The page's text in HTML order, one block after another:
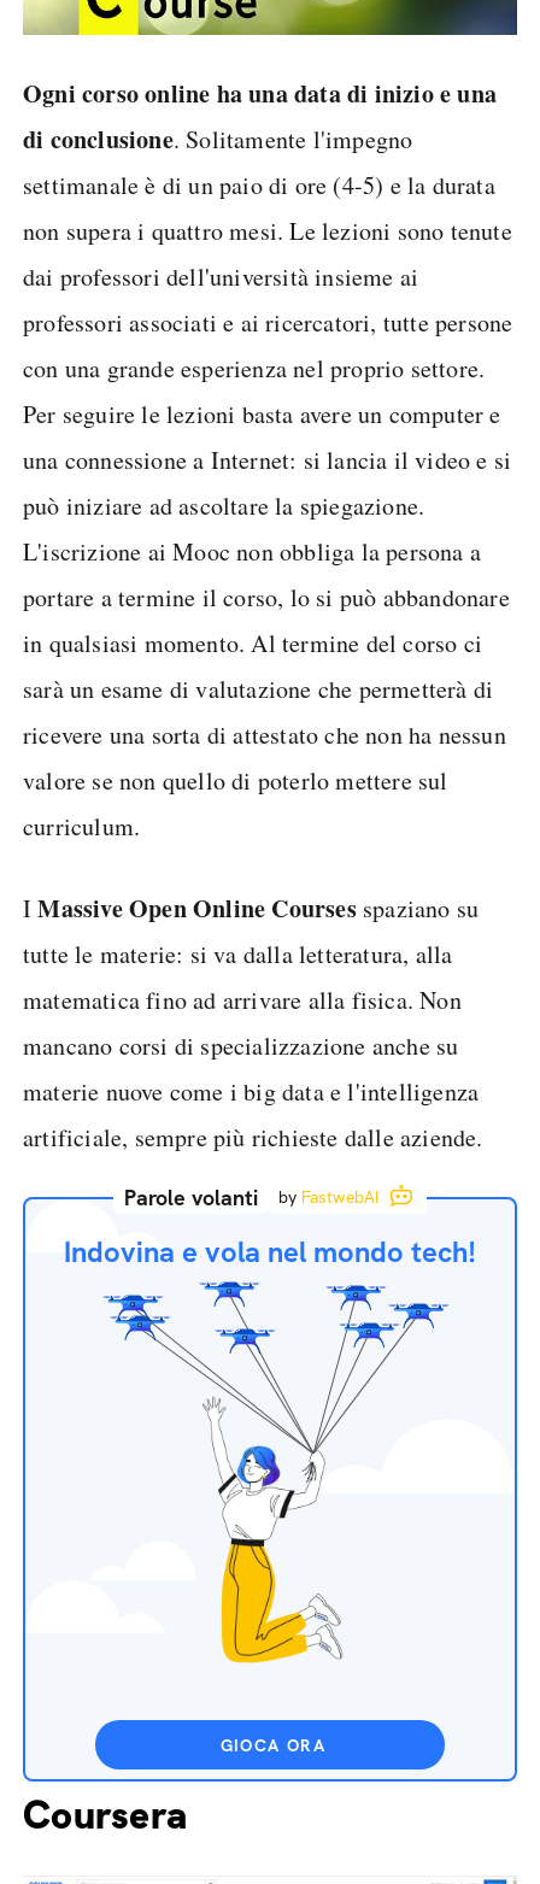
Ogni corso online ha una data di inizio e una
di conclusione. Solitamente l'impegno
settimanale è di un paio di ore (4-5) e la durata
non supera i quattro mesi. Le lezioni sono tenute
dai professori dell'università insieme ai
professori associati e ai ricercatori, tutte persone
con una grande esperienza nel proprio settore.
Per seguire le lezioni basta avere un computer e
una connessione a Internet: si lancia il video e si
può iniziare ad ascoltare la spiegazione.
L'iscrizione ai Mooc non obbliga la persona a
portare a termine il corso, lo si può abbandonare
in qualsiasi momento. Al termine del corso ci
sarà un esame di valutazione che permetterà di
ricevere una sorta di attestato che non ha nessun
valore se non quello di poterlo mettere sul
curriculum.
IMassive Open Online Coursesspaziano su
tutte le materie: si va dalla letteratura, alla
matematica fino ad arrivare alla fisica. Non
mancano corsi di specializzazione anche su
materie nuove come i big data e l'intelligenza
artificiale, sempre più richieste dalle aziende.
Parole volanti by FastwebAI
Indovina e vola nel mondo tech!
GIOCA ORA
Coursera